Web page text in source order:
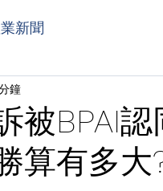
新聞
被BPAI
算有多大
鐘